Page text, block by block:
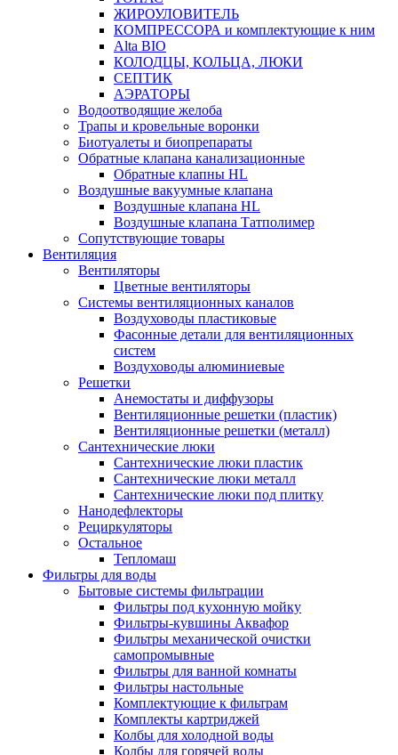
ЖИРОУЛОВИТЕЛЬ
КОМПРЕССОРА и комплектующие к ним
Alta BIO
КОЛОДЦЫ, КОЛЬЦА, ЛЮКИ
СЕПТИК
АЭРАТОРЫ
Водоотводящие желоба
Трапы и кровельные воронки
Биотуалеты и биопрепараты
Обратные клапана канализационные
Обратные клапны HL
Воздушные вакуумные клапана
Воздушные клапана HL
Воздушные клапана Татполимер
Сопутствующие товары
Вентиляция
Вентиляторы
Цветные вентиляторы
Системы вентиляционных каналов
Воздуховоды пластиковые
Фасонные детали для вентиляционных
систем
Воздуховоды алюминиевые
Решетки
Анемостаты и диффузоры
Вентиляционные решетки (пластик)
Вентиляционные решетки (металл)
Сантехнические люки
Сантехнические люки пластик
Сантехнические люки металл
Сантехнические люки под плитку
Нанодефлекторы
Рециркуляторы
Остальное
Тепломаш
Фильтры для воды
Бытовые системы фильтрации
Фильтры под кухонную мойку
Фильтры-кувшины Аквафор
Фильтры механической очистки
самопромывные
Фильтры для ванной комнаты
Фильтры настольные
Комплектующие к фильтрам
Комплекты картриджей
Колбы для холодной воды
Колбы для горячей воды